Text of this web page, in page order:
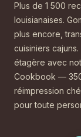
Plus de 1 500
louisianaises.
plus encore,
cuisiniers
étagère avec
Cookbook —
réimpression
pour toute